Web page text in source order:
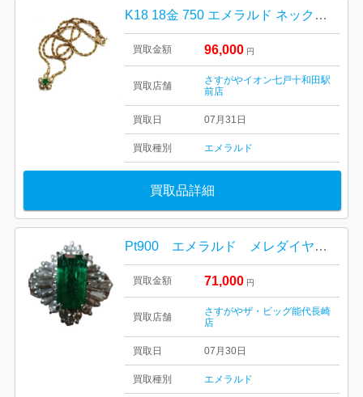
K18 18金 750 エメラルド ネックレス
買取金額 96,000 円
買取店舗
さすがやイオン七戸十和田駅
前店
買取日 07月31日
買取種別 エメラルド
買取品詳細
Pt900 エメラルド メレダイヤ付きリング 買取り
買取金額 71,000 円
買取店舗
さすがやザ・ビッグ能代長崎
店
買取日 07月30日
買取種別 エメラルド